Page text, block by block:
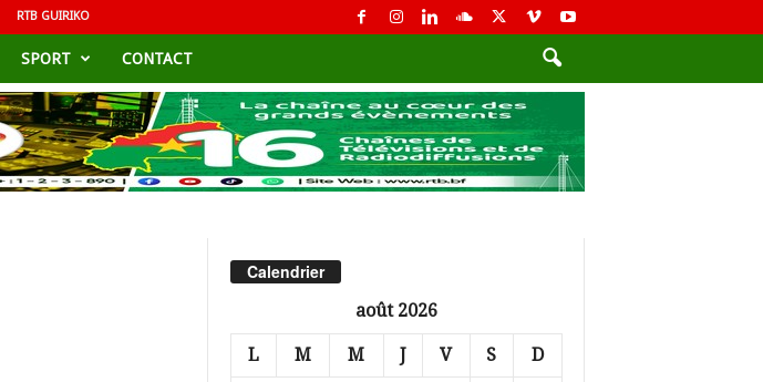
RTB GUIRIKO
SPORT CONTACT
Calendrier
août 2026
L M M J V S D